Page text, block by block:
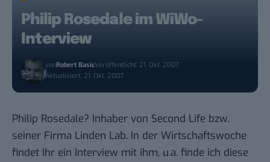
Philip Rosedale im WiWo-
Interview
vonRobert BasicVeröffentlicht: 21. Okt. 2007
Aktualisiert: 21. Okt. 2007
Philip Rosedale? Inhaber von Second Life bzw.
seiner Firma Linden Lab. In der Wirtschaftswoche
findet Ihr ein Interview mit ihm, u.a. finde ich diese